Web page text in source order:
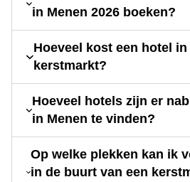
in Menen 2026 boeken?
Hoeveel kost een hotel
kerstmarkt?
Hoeveel hotels zijn er
in Menen te vinden?
Op welke plekken kan ik
in de buurt van een